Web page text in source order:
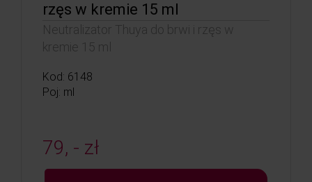
rzęs w kremie 15 ml
Neutralizator Thuya do brwi i rzęs w
kremie 15 ml
Kod: 6148
Poj: ml
79, - zł